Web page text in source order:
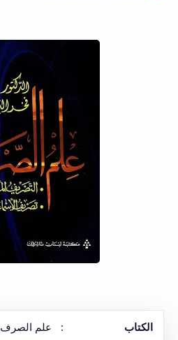
الكتاب : علم الصرف